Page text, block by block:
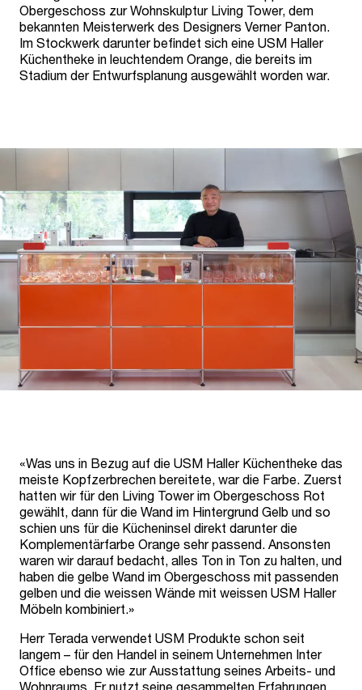
Obergeschoss zur Wohnskulptur Living Tower, dem
bekannten Meisterwerk des Designers Verner Panton.
Im Stockwerk darunter befindet sich eine USM Haller
Küchentheke in leuchtendem Orange, die bereits im
Stadium der Entwurfsplanung ausgewählt worden war.
«Was uns in Bezug auf die USM Haller Küchentheke das
meiste Kopfzerbrechen bereitete, war die Farbe. Zuerst
hatten wir für den Living Tower im Obergeschoss Rot
gewählt, dann für die Wand im Hintergrund Gelb und so
schien uns für die Kücheninsel direkt darunter die
Komplementärfarbe Orange sehr passend. Ansonsten
waren wir darauf bedacht, alles Ton in Ton zu halten, und
haben die gelbe Wand im Obergeschoss mit passenden
gelben und die weissen Wände mit weissen USM Haller
Möbeln kombiniert.»
Herr Terada verwendet USM Produkte schon seit
langem – für den Handel in seinem Unternehmen Inter
Office ebenso wie zur Ausstattung seines Arbeits- und
Wohnraums. Er nutzt seine gesammelten Erfahrungen,